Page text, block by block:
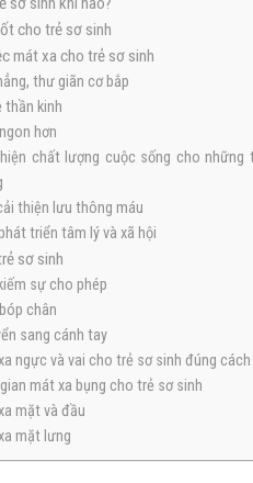
cho trẻ sơ sinh
mát xa cho trẻ sơ sinh
thư giãn cơ bắp
thần kinh
hơn
chất lượng cuộc sống cho những
thiện lưu thông máu
triển tâm lý và xã hội
sơ sinh
sự cho phép
chân
sang cánh tay
ngực và vai cho trẻ sơ sinh đúng cách
mát xa bụng cho trẻ sơ sinh
mặt và đầu
mặt lưng